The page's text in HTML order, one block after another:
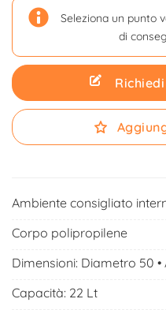
Seleziona un punto
di
Ambiente consigliato
Corpo polipropilene
Dimensioni: Diametro 50 •
Capacità: 22 Lt